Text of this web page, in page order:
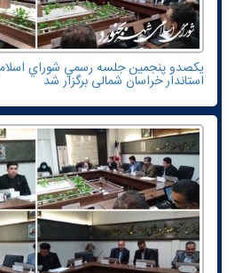
یکصدو پنجمين جلسه رسمي شوراي
استاندار خراسان شمالی برگزار شد